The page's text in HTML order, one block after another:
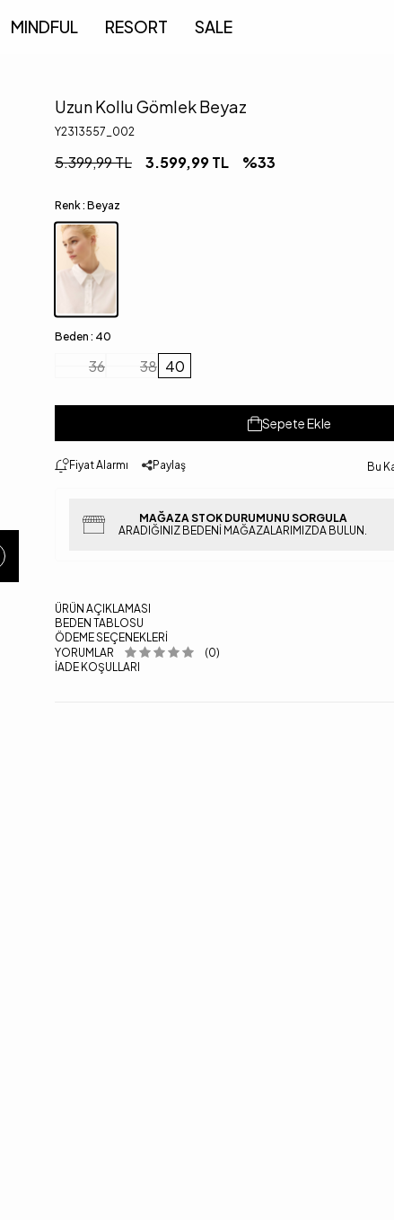
MINDFUL RESORT SALE
Uzun Kollu Gömlek Beyaz
Y2313557_002
5.399,99TL 3.599,99TL %33
Renk : Beyaz
Beden : 40
36 38 40
Sepete Ekle
Fiyat Alarmı Paylaş Bu
MAĞAZA STOK DURUMUNU SORGULA
ARADIĞINIZ BEDENI MAĞAZALARIMIZDA BULUN.
ÜRÜN AÇIKLAMASI
BEDEN TABLOSU
ÖDEME SEÇENEKLERI
YORUMLAR
(0)
İADE KOŞULLARI